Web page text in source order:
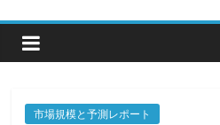
プ
市場規模と予測レポート